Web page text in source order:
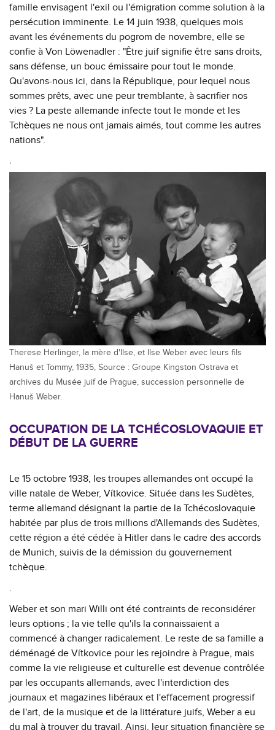
famille envisagent l'exil ou l'émigration comme solution à la
persécution imminente. Le 14 juin 1938, quelques mois
avant les événements du pogrom de novembre, elle se
confie à Von Löwenadler : "Être juif signifie être sans droits,
sans défense, un bouc émissaire pour tout le monde.
Qu'avons-nous ici, dans la République, pour lequel nous
sommes prêts, avec une peur tremblante, à sacrifier nos
vies ? La peste allemande infecte tout le monde et les
Tchèques ne nous ont jamais aimés, tout comme les autres
nations".
.
Therese Herlinger, la mère d'Ilse, et Ilse Weber avec leurs fils
Hanuš et Tommy, 1935, Source : Groupe Kingston Ostrava et
archives du Musée juif de Prague, succession personnelle de
Hanuš Weber.
OCCUPATION DE LA TCHÉCOSLOVAQUIE ET
DÉBUT DE LA GUERRE
Le 15 octobre 1938, les troupes allemandes ont occupé la
ville natale de Weber, Vítkovice. Située dans les Sudètes,
terme allemand désignant la partie de la Tchécoslovaquie
habitée par plus de trois millions d'Allemands des Sudètes,
cette région a été cédée à Hitler dans le cadre des accords
de Munich, suivis de la démission du gouvernement
tchèque.
.
Weber et son mari Willi ont été contraints de reconsidérer
leurs options ; la vie telle qu'ils la connaissaient a
commencé à changer radicalement. Le reste de sa famille a
déménagé de Vítkovice pour les rejoindre à Prague, mais
comme la vie religieuse et culturelle est devenue contrôlée
par les occupants allemands, avec l'interdiction des
journaux et magazines libéraux et l'effacement progressif
de l'art, de la musique et de la littérature juifs, Weber a eu
du mal à trouver du travail. Ainsi, leur situation financière se